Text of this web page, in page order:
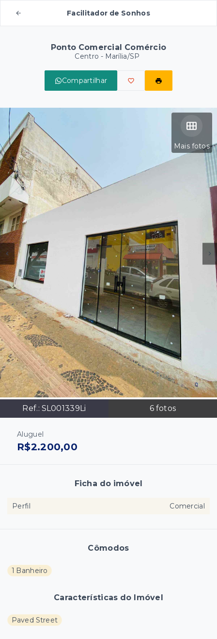
Facilitador de Sonhos
Ponto Comercial Comércio
Centro - Marília/SP
Compartilhar
Mais fotos
Ref.: SL001339Li 6 fotos
Aluguel
R$2.200,00
Cômodos
1 Banheiro
Características do Imóvel
Paved Street
Ficha do imóvel
Perfil Comercial